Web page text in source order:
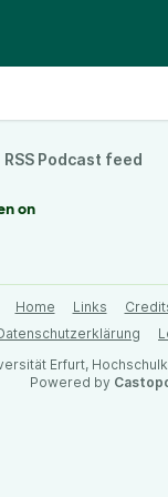
RSS Podcast feed
on
Home Links
Erfurt,
Powered by